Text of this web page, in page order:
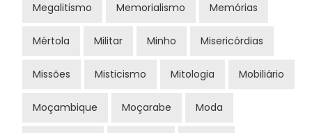
Megalitismo Memorialismo Memórias
Mértola Militar Minho Misericórdias
Missões Misticismo Mitologia Mobiliário
Moçambique Moçarabe Moda